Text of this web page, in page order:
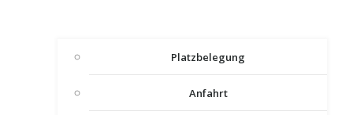
Platzbelegung
Anfahrt